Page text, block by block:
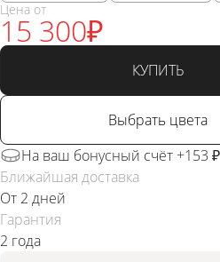
Цена от
15 300₽
КУПИТЬ
Выбрать цвета
На ваш бонусный счёт +153 ₽
Ближайшая доставка
От 2 дней
Гарантия
2 года